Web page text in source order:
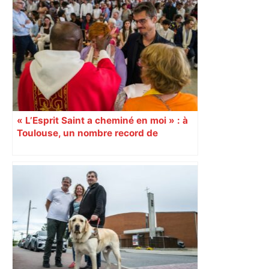
« L’Esprit Saint a cheminé en moi » : à
Toulouse, un nombre record de
1 000 jeunes et adultes qui ont reçu la
confirmation, se sont rassemblées
dimanche 8 juin, au Parc des
expositions de Toulouse. Un
événement diocésain hors norme. 9
juin Reportage